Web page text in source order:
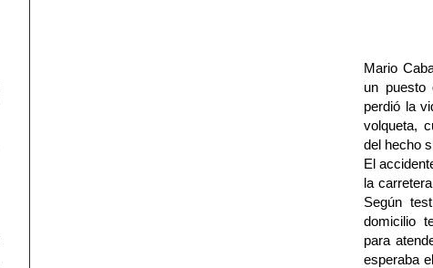
Mario
un puesto
perdió la
volqueta,
del hecho
El
la
Según
domicilio
para
esperaba